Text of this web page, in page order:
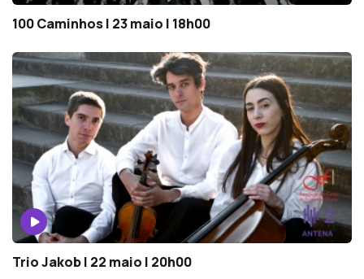
100 Caminhos | 23 maio | 18h00
Trio Jakob | 22 maio | 20h00